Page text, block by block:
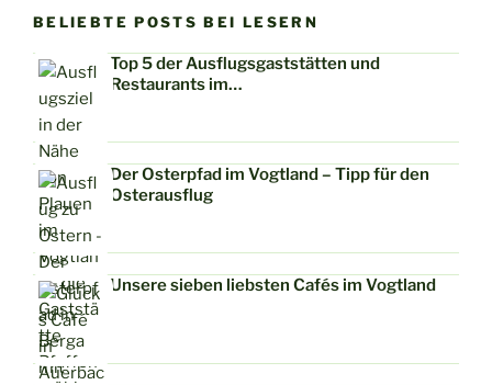
BELIEBTE POSTS BEI LESERN
Top 5 der Ausflugsgaststätten und
Restaurants im…
Der Osterpfad im Vogtland – Tipp für den
Osterausflug
Unsere sieben liebsten Cafés im Vogtland